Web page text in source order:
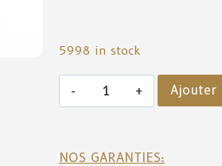
5998 in stock
Ajouter
NOS GARANTIES: